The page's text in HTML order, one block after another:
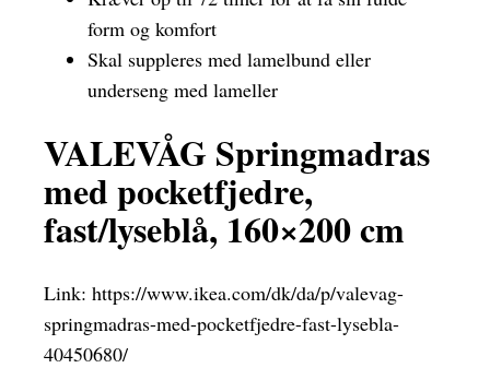
form og komfort
Skal suppleres med lamelbund eller
underseng med lameller
VALEVÅG Springmadras
med pocketfjedre,
fast/lyseblå, 160×200 cm
Link: https://www.ikea.com/dk/da/p/valevag-
springmadras-med-pocketfjedre-fast-lysebla-
40450680/